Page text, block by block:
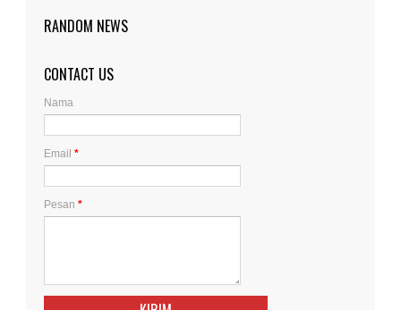
RANDOM NEWS
CONTACT US
Nama
Email *
Pesan *